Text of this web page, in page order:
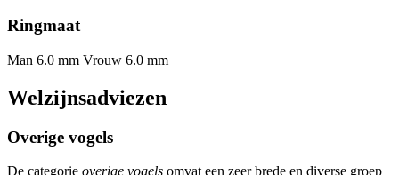
Ringmaat
Man 6.0 mm Vrouw 6.0 mm
Welzijnsadviezen
Overige vogels
De categorie overige vogels omvat een zeer brede en diverse groep